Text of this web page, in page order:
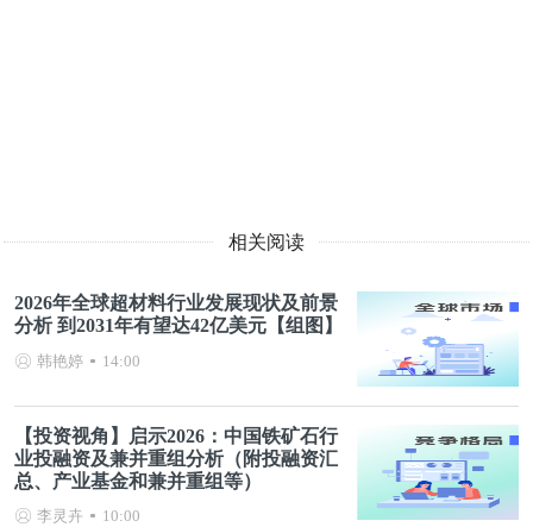
相关阅读
2026年全球超材料行业发展现状及前景
分析 到2031年有望达42亿美元【组图】
韩艳婷 14:00
【投资视角】启示2026：中国铁矿石行
业投融资及兼并重组分析（附投融资汇
总、产业基金和兼并重组等）
李灵卉 10:00